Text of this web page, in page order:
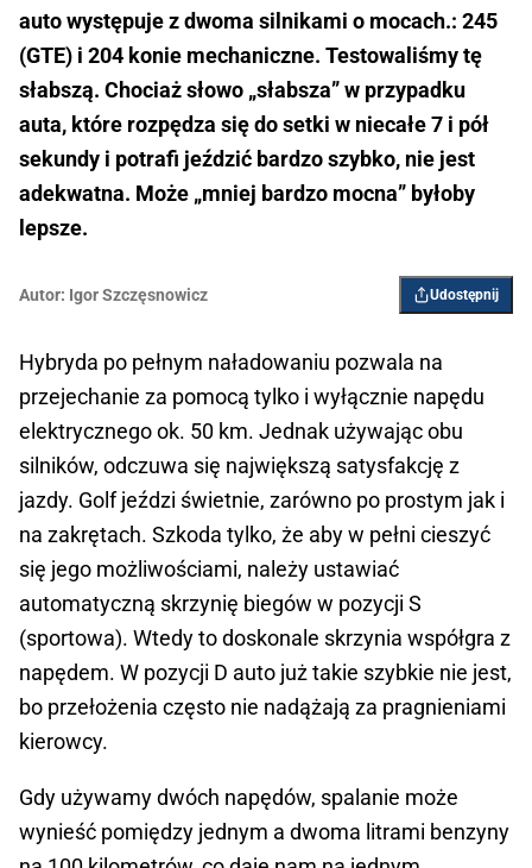
auto występuje z dwoma silnikami o mocach.: 245
(GTE) i 204 konie mechaniczne. Testowaliśmy tę
słabszą. Chociaż słowo „słabsza” w przypadku
auta, które rozpędza się do setki w niecałe 7 i pół
sekundy i potrafi jeździć bardzo szybko, nie jest
adekwatna. Może „mniej bardzo mocna” byłoby
lepsze.
Autor: Igor ­Szczęsnowicz Udostępnij
Hybryda po pełnym naładowaniu pozwala na
przejechanie za pomocą tylko i wyłącznie napędu
elektrycznego ok. 50 km. Jednak używając obu
silników, odczuwa się największą satysfakcję z
jazdy. Golf jeździ świetnie, zarówno po prostym jak i
na zakrętach. Szkoda tylko, że aby w pełni cieszyć
się jego możliwościami, należy ustawiać
automatyczną skrzynię biegów w pozycji S
(sportowa). Wtedy to doskonale skrzynia współgra z
napędem. W pozycji D auto już takie szybkie nie jest,
bo przełożenia często nie nadążają za pragnieniami
kierowcy.
Gdy używamy dwóch napędów, spalanie może
wynieść pomiędzy jednym a dwoma litrami benzyny